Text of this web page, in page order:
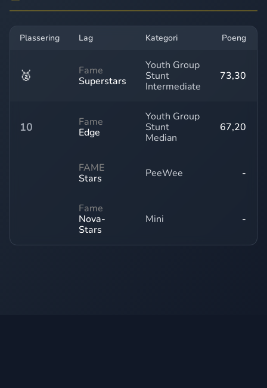
Plassering Lag Kategori Poeng
🥈
Fame
Superstars
Youth Group
Stunt
Intermediate
73,30
10
Fame
Edge
Youth Group
Stunt
Median
67,20
FAME
Stars
PeeWee -
Fame
Nova-
Stars
Mini -